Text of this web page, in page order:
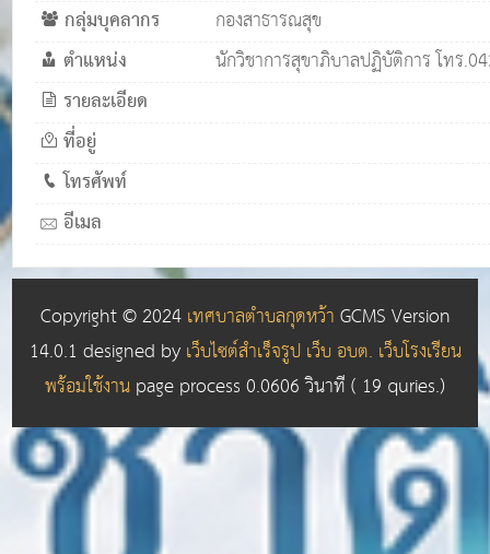
กลุ่มบุคลากร กองสาธารณสุข
ตำแหน่ง นักวิชาการสุขาภิบาลปฏิบัติการ โทร
รายละเอียด
ที่อยู่
โทรศัพท์
อีเมล
Copyright © 2024เทศบาลตำบลกุดหว้าGCMS Version
14.0.1 designed byเว็บไซต์สำเร็จรูป เว็บ อบต. เว็บโรงเรียน
พร้อมใช้งานpage process0.0606วินาที ( 19 quries.)